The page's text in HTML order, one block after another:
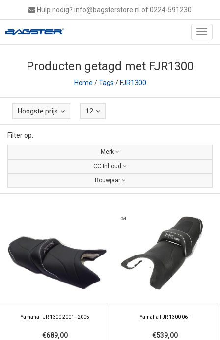
Hulp nodig? info@bagsterstore.nl of 0224-591230
Producten getagd met FJR1300
Home /Tags /FJR1300
Hoogste prijs 12
Filter op:
Merk
CC Inhoud
Bouwjaar
Yamaha FJR 1300 2001 - 2005
€689,00
Yamaha FJR 1300 06 -
€539,00